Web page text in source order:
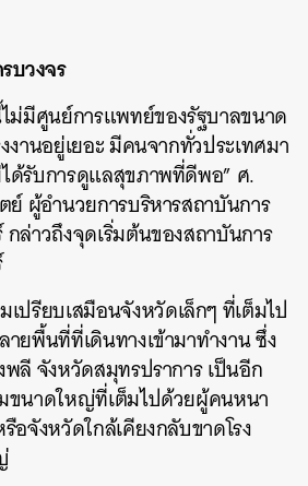
บวงจร
ม่มีศูนย์การแพทย์ของรัฐบาลขนาด
านอยู่เยอะ มีคนจากทั่วประเทศมา
ด้รับการดูแลสุขภาพที่ดีพอ” ศ.
ผู้อำนวยการบริหารสถาบันการ
ล่าวถึงจุดเริ่มต้นของสถาบันการ
ปรียบเสมือนจังหวัดเล็กๆ ที่เต็มไป
ยพื้นที่ที่เดินทางเข้ามาทำงาน ซึ่ง
ลี จังหวัดสมุทรปราการ เป็นอีก
นาดใหญ่ที่เต็มไปด้วยผู้คนหนา
จังหวัดใกล้เคียงกลับขาดโรง